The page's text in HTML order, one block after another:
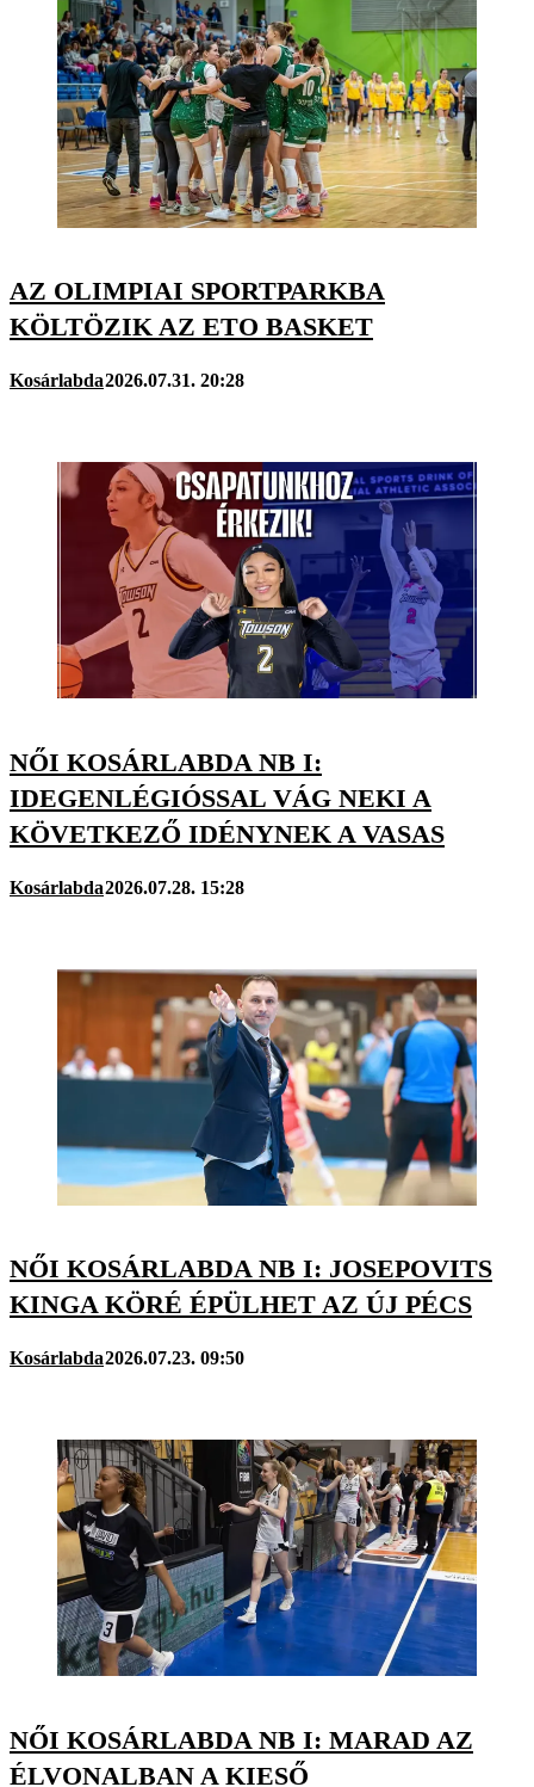
AZ OLIMPIAI SPORTPARKBA
KÖLTÖZIK AZ ETO BASKET
Kosárlabda2026.07.31. 20:28
NŐI KOSÁRLABDA NB I:
IDEGENLÉGIÓSSAL VÁG NEKI A
KÖVETKEZŐ IDÉNYNEK A VASAS
Kosárlabda2026.07.28. 15:28
NŐI KOSÁRLABDA NB I: JOSEPOVITS
KINGA KÖRÉ ÉPÜLHET AZ ÚJ PÉCS
Kosárlabda2026.07.23. 09:50
NŐI KOSÁRLABDA NB I: MARAD AZ
ÉLVONALBAN A KIESŐ